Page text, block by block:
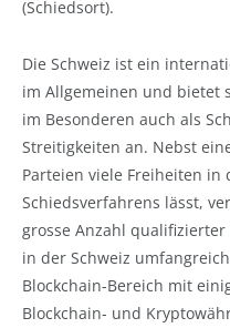
(Schiedsort).
Die Schweiz ist ein
im Allgemeinen und bietet
im Besonderen auch als
Streitigkeiten an. Nebst
Parteien viele Freiheiten in
Schiedsverfahrens lässt,
grosse Anzahl
in der Schweiz
Blockchain-Bereich mit
Blockchain- und